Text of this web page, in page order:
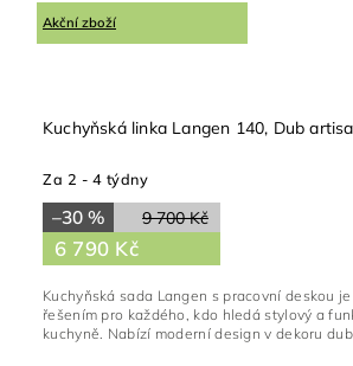
Akční zboží
Kuchyňská linka Langen 140, Dub
Za 2 - 4 týdny
9 700 Kč
–30 %
6 790 Kč
Kuchyňská sada Langen s pracovní deskou
řešením pro každého, kdo hledá stylový a
kuchyně. Nabízí moderní design v dekoru dub